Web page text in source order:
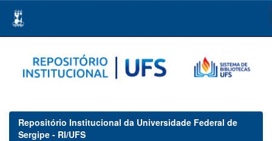
navigation
Repositório Institucional da Universidade Federal de
Sergipe - RI/UFS